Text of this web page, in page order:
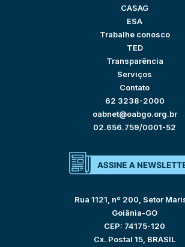
CASAG
ESA
Trabalhe conosco
TED
Transparência
Serviços
Contato
62 3238-2000
oabnet@oabgo.org.br
02.656.759/0001-52
Rua 1121, nº 200, Setor
Goiânia-GO
CEP: 74175-120
Cx. Postal 15, BRASIL